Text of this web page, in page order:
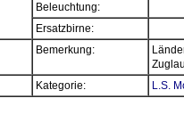
Beleuchtung:
Ersatzbirne:
Bemerkung:
Kategorie: L.S.